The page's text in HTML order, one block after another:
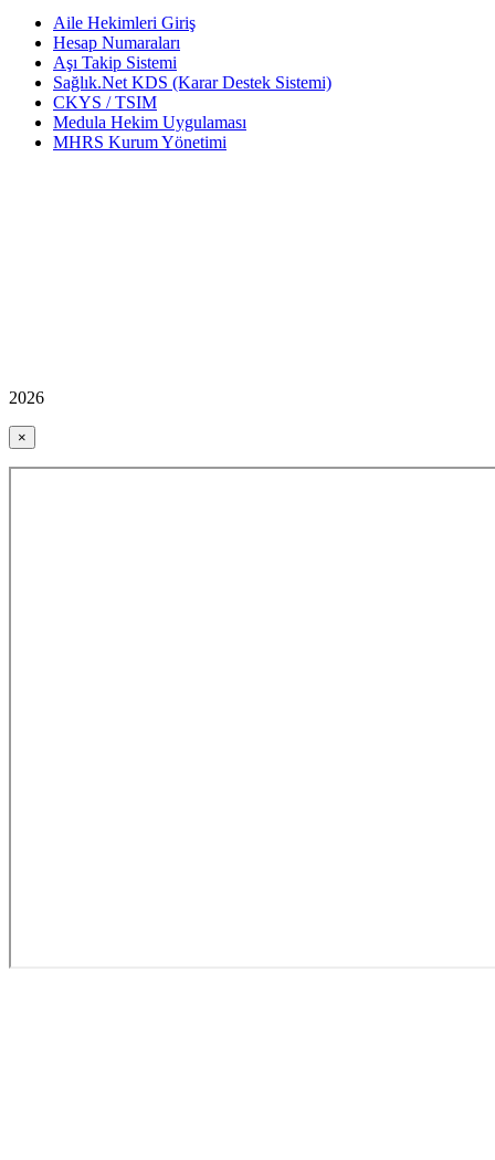
Aile Hekimleri Giriş
Hesap Numaraları
Aşı Takip Sistemi
Sağlık.Net KDS (Karar Destek Sistemi)
CKYS / TSIM
Medula Hekim Uygulaması
MHRS Kurum Yönetimi
2026
×